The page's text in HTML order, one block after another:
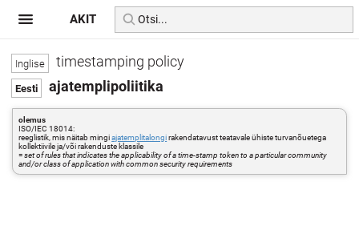
timestamping policy
ajatemplipoliitika
olemus
ISO/IEC 18014:
reeglistik, mis näitab mingiajatemplitalongirakendatavust teatavale ühiste turvanõuetega
kollektiivile ja/või rakenduste klassile
=set of rules that indicates the applicability of a time-stamp token to a particular community
and/or class of application with common security requirements
AKIT